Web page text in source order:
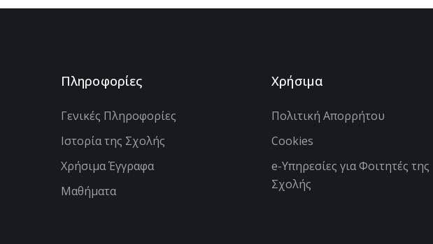
Πληροφορίες
Γενικές Πληροφορίες
Ιστορία της Σχολής
Χρήσιμα Έγγραφα
Μαθήματα
Χρήσιμα
Πολιτική Απορρήτου
Cookies
e-Υπηρεσίες για Φοιτητές της
Σχολής